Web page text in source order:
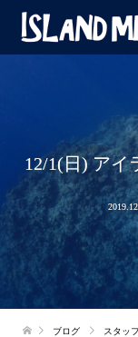
12/1(日) ア
ブログ スタッ